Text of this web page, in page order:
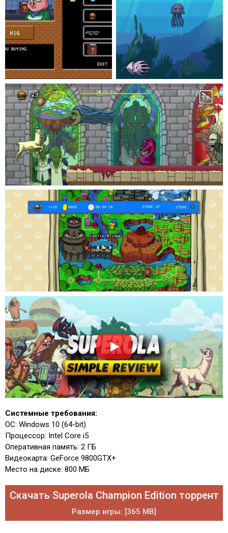
Системные требования:
ОС: Windows 10 (64-bit)
Процессор: Intel Core i5
Оперативная память: 2 ГБ
Видеокарта: GeForce 9800GTX+
Место на диске: 800 МБ
Скачать Superola Champion Edition торрент
Размер игры: [365 MB]